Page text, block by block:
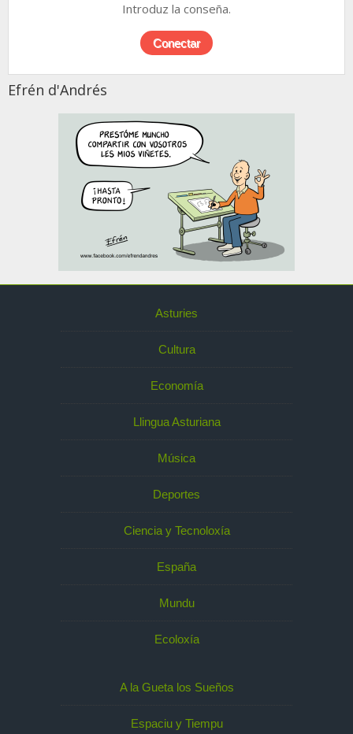
Introduz la conseña.
Efrén d'Andrés
Asturies
Cultura
Economía
Llingua Asturiana
Música
Deportes
Ciencia y Tecnoloxía
España
Mundu
Ecoloxía
A la Gueta los Sueños
Espaciu y Tiempu